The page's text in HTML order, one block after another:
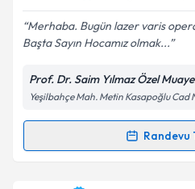
Kişisel verilerimin
Metni'ni okudum ve
kapsamda işlenmesini
Merhaba. Bugün lazer varis
Başta Sayın Hocamız olmak...
Prof. Dr. Saim Yılmaz Özel
Yeşilbahçe Mah. Metin Kasapoğlu
Randevu
Randevu Takvimi